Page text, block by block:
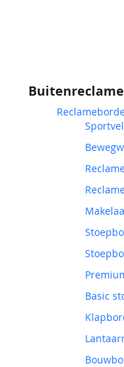
Buitenreclame
Basic